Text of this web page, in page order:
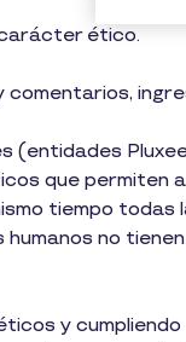
ético.
comentarios,
(entidades
que
tiempo
no
y